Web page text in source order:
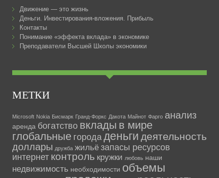
Движение — это жизнь
Деньги. Инвестирования-вложения. Прибыль
Контакты
Понимание «эффекта вклада» в экономике
Преподаватели Высшей Школы экономики
МЕТКИ
Microsoft Nokia Бисмарк Гранд-Форкс Дакота Майнот Фарго анализ
аренда богатство вклады в мире
глобальные города деньги деятельность
доллары дружба жильё запасы ресурсов
интернет контроль кружки любовь наши
недвижимость необходимости объемы